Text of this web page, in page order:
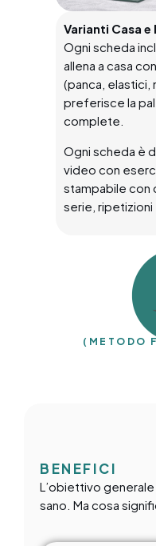
Varianti Casa e
Ogni scheda
allena a casa
(panca, elastici,
preferisce la
complete.
Ogni scheda è
video con
stampabile con
serie, ripetizioni
(METODO
BENEFICI
L’obiettivo
sano. Ma cosa